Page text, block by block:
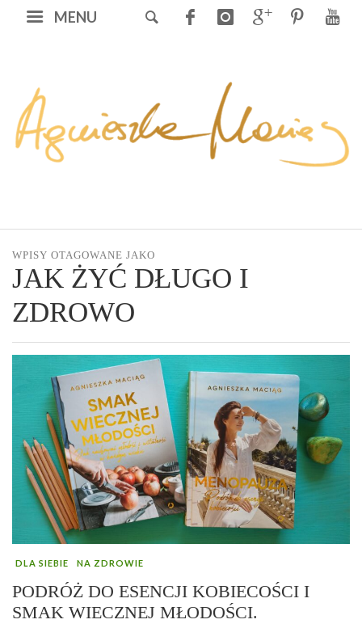
MENU
WPISY OTAGOWANE JAKO
JAK ŻYĆ DŁUGO I
ZDROWO
DLA SIEBIE NA ZDROWIE
PODRÓŻ DO ESENCJI KOBIECOŚCI I
SMAK WIECZNEJ MŁODOŚCI.